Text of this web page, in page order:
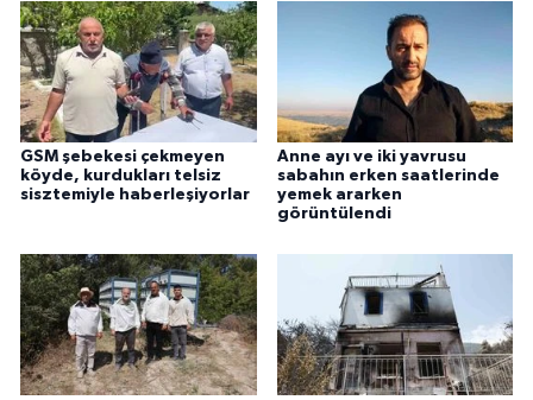
GSM şebekesi çekmeyen
köyde, kurdukları telsiz
sisztemiyle haberleşiyorlar
Anne ayı ve iki yavrusu
sabahın erken saatlerinde
yemek ararken
görüntülendi